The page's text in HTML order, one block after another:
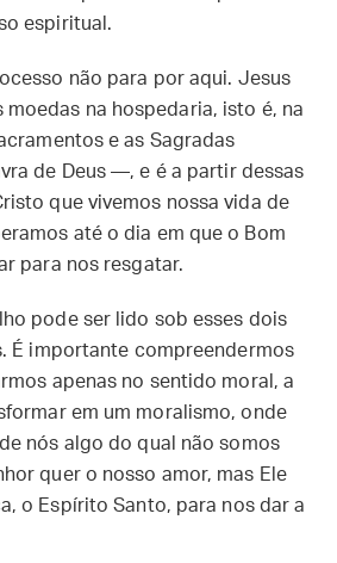
espiritual.
não para por aqui. Jesus
moedas na hospedaria, isto é, na
e as Sagradas
de Deus —, e é a partir dessas
que vivemos nossa vida de
até o dia em que o Bom
para nos resgatar.
pode ser lido sob esses dois
É importante compreendermos
apenas no sentido moral, a
em um moralismo, onde
nós algo do qual não somos
quer o nosso amor, mas Ele
o Espírito Santo, para nos dar a